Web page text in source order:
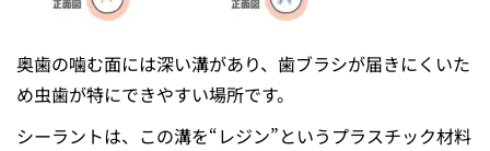
奥歯の噛む面には深い溝があり、歯ブラシが届きにくいた
め虫歯が特にできやすい場所です。
シーラントは、この溝を“レジン”というプラスチック材料